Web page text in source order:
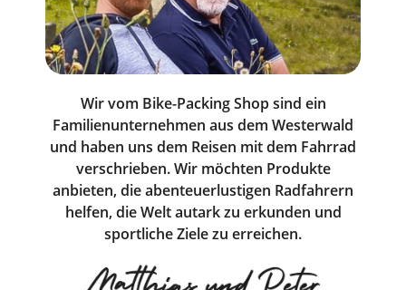
Wir vom Bike-Packing Shop sind ein
Familienunternehmen aus dem Westerwald
und haben uns dem Reisen mit dem Fahrrad
verschrieben. Wir möchten Produkte
anbieten, die abenteuerlustigen Radfahrern
helfen, die Welt autark zu erkunden und
sportliche Ziele zu erreichen.